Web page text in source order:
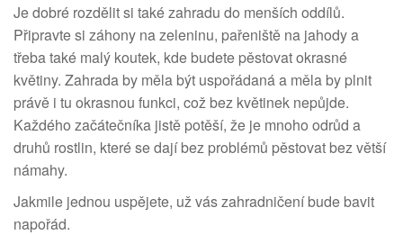
Je dobré rozdělit si také zahradu do menších oddílů.
Připravte si záhony na zeleninu, pařeniště na jahody a
třeba také malý koutek, kde budete pěstovat okrasné
květiny. Zahrada by měla být uspořádaná a měla by plnit
právě i tu okrasnou funkci, což bez květinek nepůjde.
Každého začátečníka jistě potěší, že je mnoho odrůd a
druhů rostlin, které se dají bez problémů pěstovat bez větší
námahy.
Jakmile jednou uspějete, už vás zahradničení bude bavit
napořád.